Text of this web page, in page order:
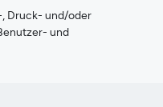
, Druck- und/oder
und